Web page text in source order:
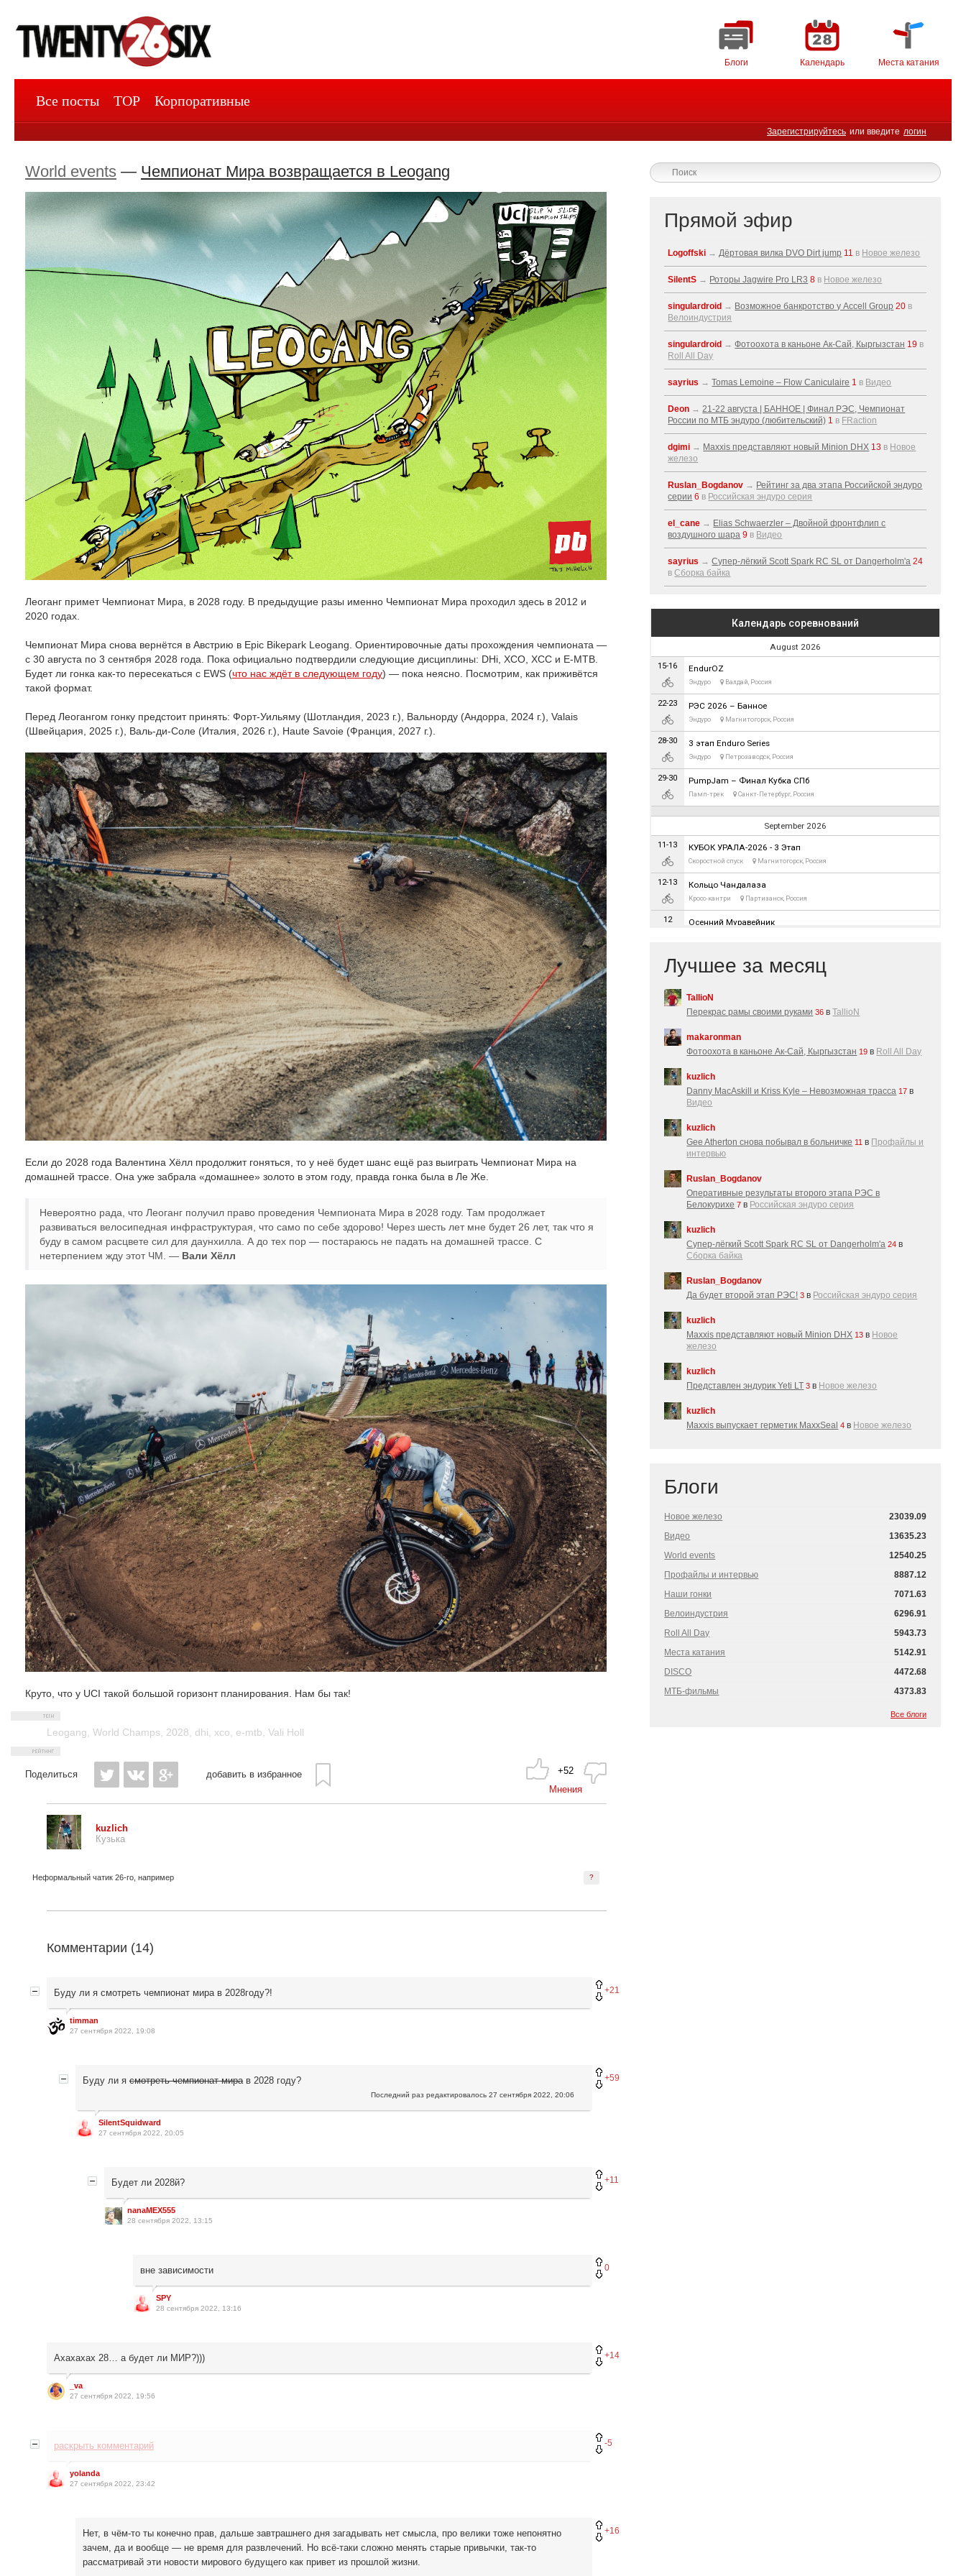
Блоги Календарь Места катания
Зарегистрируйтесь или введите логин
Все посты TOP Корпоративные
World events — Чемпионат Мира возвращается в Leogang
Леоганг примет Чемпионат Мира, в 2028 году. В предыдущие разы именно Чемпионат Мира проходил здесь в 2012 и
2020 годах.
Чемпионат Мира снова вернётся в Австрию в Epic Bikepark Leogang. Ориентировочные даты прохождения чемпионата —
с 30 августа по 3 сентября 2028 года. Пока официально подтвердили следующие дисциплины: DHi, XCO, XCC и E-MTB.
Будет ли гонка как-то пересекаться с EWS (что нас ждёт в следующем году) — пока неясно. Посмотрим, как приживётся
такой формат.
Перед Леогангом гонку предстоит принять: Форт-Уильяму (Шотландия, 2023 г.), Вальнорду (Андорра, 2024 г.), Valais
(Швейцария, 2025 г.), Валь-ди-Соле (Италия, 2026 г.), Haute Savoie (Франция, 2027 г.).
Если до 2028 года Валентина Хёлл продолжит гоняться, то у неё будет шанс ещё раз выиграть Чемпионат Мира на
домашней трассе. Она уже забрала «домашнее» золото в этом году, правда гонка была в Ле Же.
Невероятно рада, что Леоганг получил право проведения Чемпионата Мира в 2028 году. Там продолжает
развиваться велосипедная инфраструктурая, что само по себе здорово! Через шесть лет мне будет 26 лет, так что я
буду в самом расцвете сил для даунхилла. А до тех пор — постараюсь не падать на домашней трассе. С
нетерпением жду этот ЧМ. — Вали Хёлл
Круто, что у UCI такой большой горизонт планирования. Нам бы так!
Leogang, World Champs, 2028, dhi, xco, e-mtb, Vali Holl
Поделиться добавить в избранное
+52
Мнения
kuzlich
Кузька
?
Неформальный чатик 26-го, например
Комментарии (14)
+21
Буду ли я смотреть чемпионат мира в 2028году?!
timman
27 сентября 2022, 19:08
+59
Буду ли я смотреть чемпионат мирав 2028 году?
Последний раз редактировалось27 сентября 2022, 20:06
SilentSquidward
27 сентября 2022, 20:05
+11
Будет ли 2028й?
nanaMEX555
28 сентября 2022, 13:15
0
вне зависимости
SPY
28 сентября 2022, 13:16
+14
Ахахахах 28… а будет ли МИР?)))
_va
27 сентября 2022, 19:56
-5
раскрыть комментарий
yolanda
27 сентября 2022, 23:42
+16
Нет, в чём-то ты конечно прав, дальше завтрашнего дня загадывать нет смысла, про велики тоже непонятно
зачем, да и вообще — не время для развлечений. Но всё-таки сложно менять старые привычки, так-то
рассматривай эти новости мирового будущего как привет из прошлой жизни.
Прямой эфир
Logoffski →Дёртовая вилка DVO Dirt jump 11 в Новое железо
SilentS → Роторы Jagwire Pro LR3 8 в Новое железо
singulardroid → Возможное банкротство у Accell Group 20 в
Велоиндустрия
singulardroid →Фотоохота в каньоне Ак-Cай, Кыргызстан 19 в
Roll All Day
sayrius →Tomas Lemoine – Flow Caniculaire 1 в Видео
Deon →21-22 августа | БАННОЕ | Финал РЭС, Чемпионат
России по МТБ эндуро (любительский) 1 в FRaction
dgimi → Maxxis представляют новый Minion DHX 13 в Новое
железо
Ruslan_Bogdanov → Рейтинг за два этапа Российской эндуро
серии 6 в Российская эндуро серия
el_cane → Elias Schwaerzler – Двойной фронтфлип с
воздушного шара 9 в Видео
sayrius →Супер-лёгкий Scott Spark RC SL от Dangerholm'a 24
вСборка байка
Лучшее за месяц
TallioN
Перекрас рамы своими руками 36 вTallioN
makaronman
Фотоохота в каньоне Ак-Cай, Кыргызстан 19 в Roll All Day
kuzlich
Danny MacAskill и Kriss Kyle – Невозможная трасса 17 в
Видео
kuzlich
Gee Atherton снова побывал в больничке 11 в Профайлы и
интервью
Ruslan_Bogdanov
Оперативные результаты второго этапа РЭС в
Белокурихе 7 в Российская эндуро серия
kuzlich
Супер-лёгкий Scott Spark RC SL от Dangerholm'a 24 в
Сборка байка
Ruslan_Bogdanov
Да будет второй этап РЭС! 3 в Российская эндуро серия
kuzlich
Maxxis представляют новый Minion DHX 13 в Новое
железо
kuzlich
Представлен эндурик Yeti LT 3 в Новое железо
kuzlich
Maxxis выпускает герметик MaxxSeal 4 в Новое железо
Блоги
Новое железо
23039.09
Видео
13635.23
World events
12540.25
Профайлы и интервью
8887.12
Наши гонки
7071.63
Велоиндустрия
6296.91
Roll All Day
5943.73
Места катания
5142.91
DISCO
4472.68
МТБ-фильмы
4373.83
Все блоги